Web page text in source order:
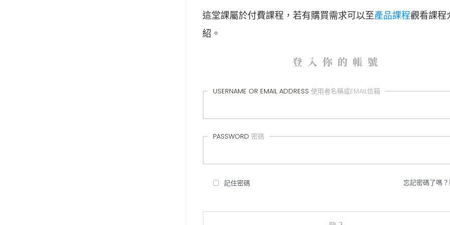
這堂課屬於付費課程， 若有購買需求可以至產品課程觀看課程
紹。
登入你的帳號
USERNAME OR EMAIL ADDRESS 使用者名稱或EMAIL信箱
PASSWORD 密碼
記住密碼 忘記密碼了嗎